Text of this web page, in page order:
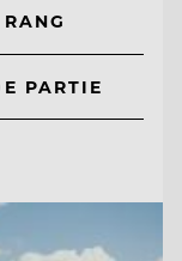
PARTIE